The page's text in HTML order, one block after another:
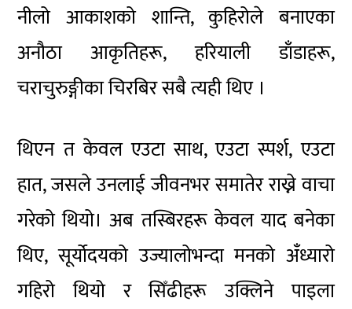
नीलो आकाशको शान्ति, कुहिरोले बनाएका
अनौठा आकृतिहरू, हरियाली डाँडाहरू,
चराचुरुङ्गीका चिरबिर सबै त्यही थिए ।
थिएन त केवल एउटा साथ, एउटा स्पर्श, एउटा
हात, जसले उनलाई जीवनभर समातेर राख्ने वाचा
गरेको थियो। अब तस्बिरहरू केवल याद बनेका
थिए, सूर्योदयको उज्यालोभन्दा मनको अँध्यारो
गहिरो थियो र सिँढीहरू उक्लिने पाइला